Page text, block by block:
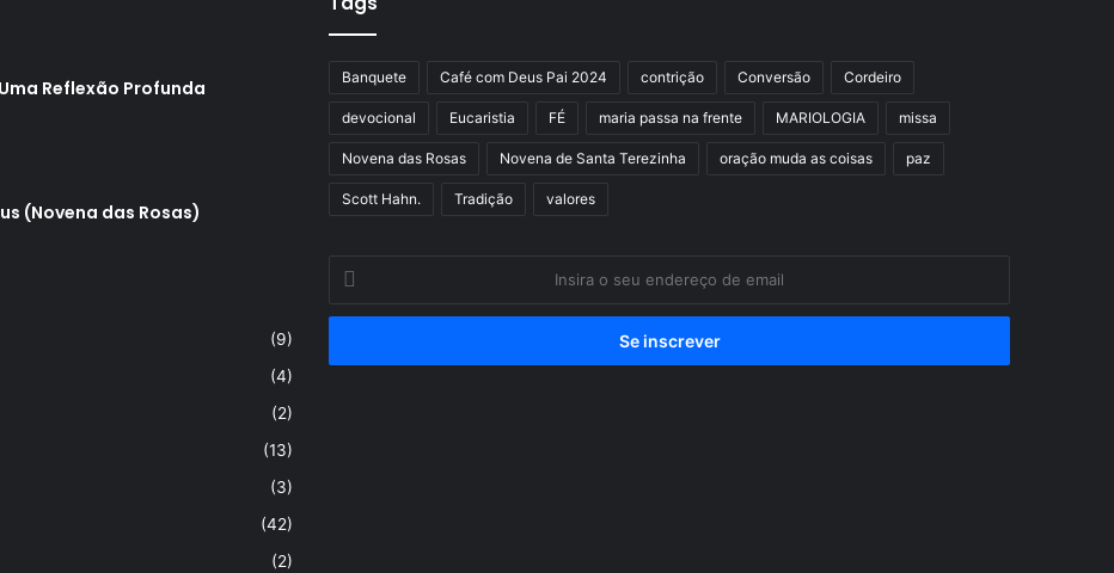
Reflexão Profunda
(Novena das Rosas)
(9)
(4)
(2)
(13)
(3)
(42)
(2)
Banquete Café com Deus Pai 2024 contrição Conversão Cordeiro
devocional Eucaristia FÉ maria passa na frente MARIOLOGIA missa
Novena das Rosas Novena de Santa Terezinha oração muda as coisas paz
Scott Hahn. Tradição valores
seu
de